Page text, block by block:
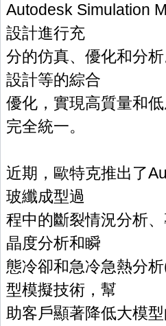
Autodesk Simulation
設計進行充
分的仿真、優化和分
設計等的綜合
優化，實現高質量和
完全統一。
近期，歐特克推出了
玻纖成型過
程中的斷裂情況分析
晶度分析和瞬
態冷卻和急冷急熱分
型模擬技術，幫
助客戶顯著降低大模